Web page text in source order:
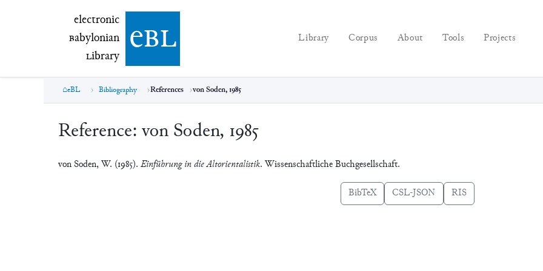
electronic Babylonian Library (eBL)
electronic
Babylonian
Library ebl Library Corpus About Tools Projects
eBL Bibliography References von Soden, 1985
Reference: von Soden, 1985
von Soden, W. (1985). Einführung in die Altorientalistik. Wissenschaftliche Buchgesellschaft.
BibTeX CSL-JSON RIS